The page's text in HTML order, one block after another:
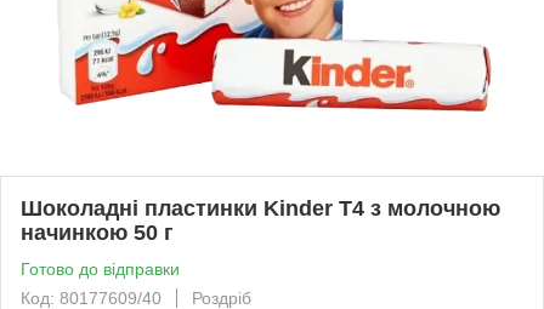
Шоколадні пластинки Kinder T4 з молочною
начинкою 50 г
Готово до відправки
Код: 80177609/40
Роздріб